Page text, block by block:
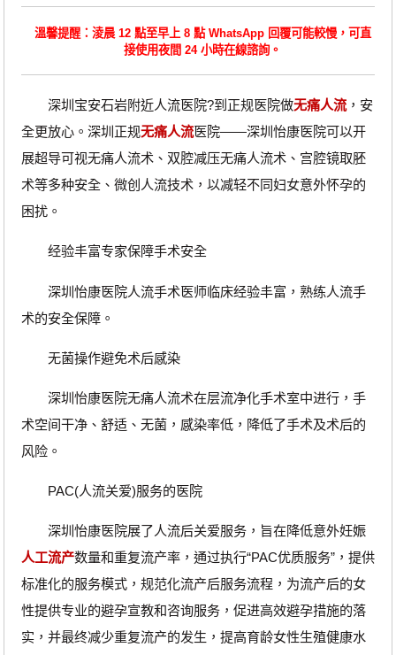
溫馨提醒：淩晨 12 點至早上 8 點 WhatsApp 回覆可能較慢，可直
接使用夜間 24 小時在線諮詢。
深圳宝安石岩附近人流医院?到正规医院做无痛人流 ，安
全更放心。深圳正规无痛人流医院——深圳怡康医院可以开
展超导可视无痛人流术、双腔减压无痛人流术、宫腔镜取胚
术等多种安全、微创人流技术，以减轻不同妇女意外怀孕的
困扰。
经验丰富专家保障手术安全
深圳怡康医院人流手术医师临床经验丰富，熟练人流手
术的安全保障。
无菌操作避免术后感染
深圳怡康医院无痛人流术在层流净化手术室中进行，手
术空间干净、舒适、无菌，感染率低，降低了手术及术后的
风险。
PAC(人流关爱)服务的医院
深圳怡康医院展了人流后关爱服务，旨在降低意外妊娠
人工流产数量和重复流产率，通过执行“PAC优质服务”，提供
标准化的服务模式，规范化流产后服务流程，为流产后的女
性提供专业的避孕宣教和咨询服务，促进高效避孕措施的落
实，并最终减少重复流产的发生，提高育龄女性生殖健康水